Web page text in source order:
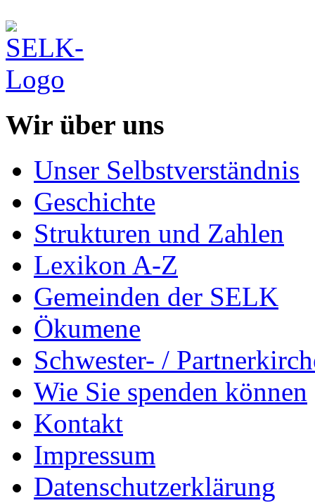
Wir über uns
Unser Selbstverständnis
Geschichte
Strukturen und Zahlen
Lexikon A-Z
Gemeinden der SELK
Ökumene
Schwester- /
Wie Sie spenden können
Kontakt
Impressum
Datenschutzerklärung